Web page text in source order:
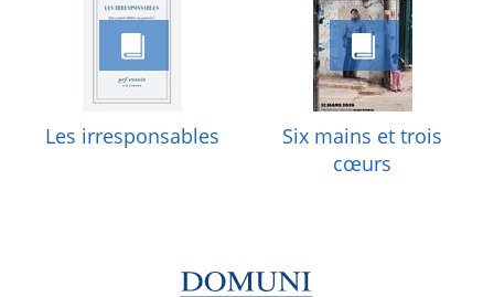
Les irresponsables
Six mains et trois
cœurs